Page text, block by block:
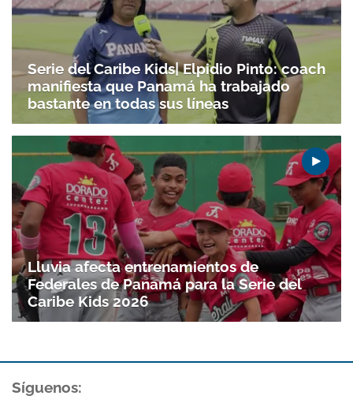
Gracias por suscribirte a nuestro boletín.
Serie del Caribe Kids| Elpidio Pinto: coach
manifiesta que Panamá ha trabajado
bastante en todas sus líneas
Lluvia afecta entrenamientos de
Federales de Panamá para la Serie del
Caribe Kids 2026
Síguenos: